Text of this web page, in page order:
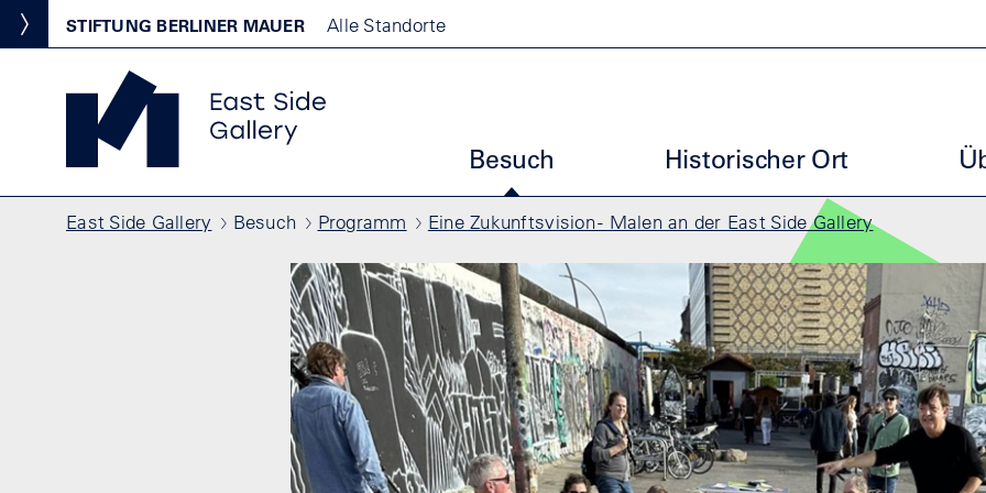
Direkt zum Inhalt
Standortmenu
Show locations
STIFTUNG BERLINER MAUER Alle Standorte
East Side Gallery Startseite
Hauptmenu ESG
Besuch Historischer Ort
Pfadnavigation
East Side Gallery Besuch Programm Eine Zukunftsvision - Malen an der East Side Gallery